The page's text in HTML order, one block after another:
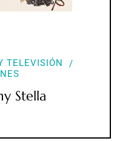
TELEVISIÓN
Stella